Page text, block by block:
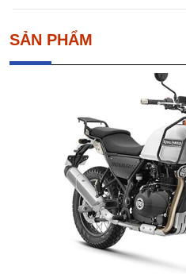
SẢN PHẨM